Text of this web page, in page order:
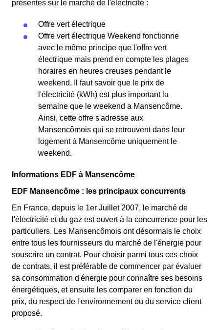
présentes sur le marché de l'électricité :
Offre vert électrique
Offre vert électrique Weekend fonctionne
avec le même principe que l'offre vert
électrique mais prend en compte les plages
horaires en heures creuses pendant le
weekend. Il faut savoir que le prix de
l'électricité (kWh) est plus important la
semaine que le weekend a Mansencôme.
Ainsi, cette offre s'adresse aux
Mansencômois qui se retrouvent dans leur
logement à Mansencôme uniquement le
weekend.
Informations EDF à Mansencôme
EDF Mansencôme : les principaux concurrents
En France, depuis le 1er Juillet 2007, le marché de
l'électricité et du gaz est ouvert à la concurrence pour les
particuliers. Les Mansencômois ont désormais le choix
entre tous les fournisseurs du marché de l'énergie pour
souscrire un contrat. Pour choisir parmi tous ces choix
de contrats, il est préférable de commencer par évaluer
sa consommation d'énergie pour connaître ses besoins
énergétiques, et ensuite les comparer en fonction du
prix, du respect de l'environnement ou du service client
proposé.